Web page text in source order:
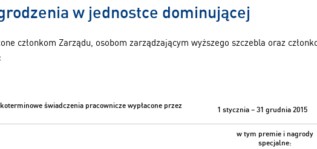
w jednostce dominującej
członkom Zarządu, osobom zarządzającym wyższego szczebla oraz
świadczenia pracownicze wypłacone przez
1 stycznia – 31 grudnia 2015
w tym premie i nagrody
specjalne: